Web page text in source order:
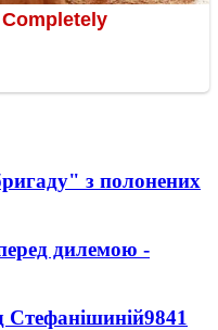
з полонених
дилемою -
Стефанішиній9841